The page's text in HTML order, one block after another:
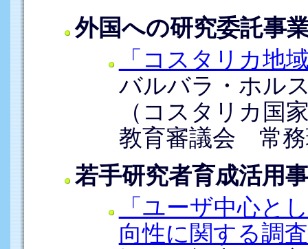
外国への研究委託事
「コスタリカ地
バルバラ・ホル
（コスタリカ国
教育審議会 常務
若手研究者育成活用
「ユーザ中心と
向性に関する調